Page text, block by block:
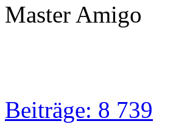
Master Amigo
Beiträge: 8 739